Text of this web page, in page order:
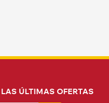
ÚLTIMAS OFERTAS